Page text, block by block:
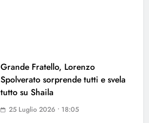
Grande Fratello, Lorenzo
Spolverato sorprende tutti e svela
tutto su Shaila
25 Luglio 2026 • 18:05